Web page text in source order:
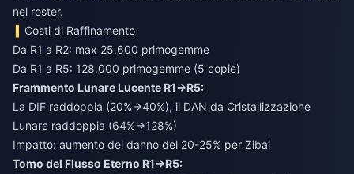
nel roster.
Costi di Raffinamento
Da R1 a R2: max 25.600 primogemme
Da R1 a R5: 128.000 primogemme (5 copie)
Frammento Lunare Lucente R1→R5:
La DIF raddoppia (20%→40%), il DAN da Cristallizzazione
Lunare raddoppia (64%→128%)
Impatto: aumento del danno del 20-25% per Zibai
Tomo del Flusso Eterno R1→R5: